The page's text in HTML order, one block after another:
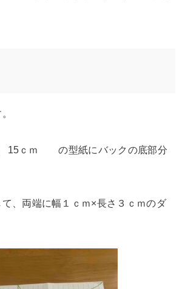
ｃｍ の型紙にバックの底部分
、両端に幅１ｃｍ×長さ３ｃｍのダ